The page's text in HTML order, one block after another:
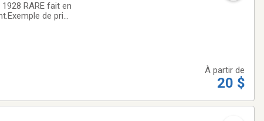
RARE fait en
de prix
À partir de
20 $